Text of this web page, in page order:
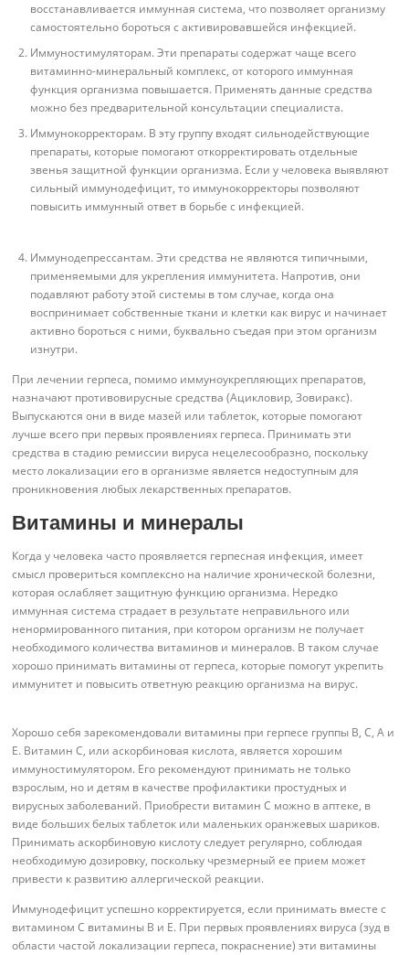
восстанавливается иммунная система, что позволяет организму
самостоятельно бороться с активировавшейся инфекцией.
Иммуностимуляторам. Эти препараты содержат чаще всего
витаминно-минеральный комплекс, от которого иммунная
функция организма повышается. Применять данные средства
можно без предварительной консультации специалиста.
Иммунокорректорам. В эту группу входят сильнодействующие
препараты, которые помогают откорректировать отдельные
звенья защитной функции организма. Если у человека выявляют
сильный иммунодефицит, то иммунокорректоры позволяют
повысить иммунный ответ в борьбе с инфекцией.
Иммунодепрессантам. Эти средства не являются типичными,
применяемыми для укрепления иммунитета. Напротив, они
подавляют работу этой системы в том случае, когда она
воспринимает собственные ткани и клетки как вирус и начинает
активно бороться с ними, буквально съедая при этом организм
изнутри.
При лечении герпеса, помимо иммуноукрепляющих препаратов,
назначают противовирусные средства (Ацикловир, Зовиракс).
Выпускаются они в виде мазей или таблеток, которые помогают
лучше всего при первых проявлениях герпеса. Принимать эти
средства в стадию ремиссии вируса нецелесообразно, поскольку
место локализации его в организме является недоступным для
проникновения любых лекарственных препаратов.
Витамины и минералы
Когда у человека часто проявляется герпесная инфекция, имеет
смысл провериться комплексно на наличие хронической болезни,
которая ослабляет защитную функцию организма. Нередко
иммунная система страдает в результате неправильного или
ненормированного питания, при котором организм не получает
необходимого количества витаминов и минералов. В таком случае
хорошо принимать витамины от герпеса, которые помогут укрепить
иммунитет и повысить ответную реакцию организма на вирус.
Хорошо себя зарекомендовали витамины при герпесе группы В, С, А и
Е. Витамин С, или аскорбиновая кислота, является хорошим
иммуностимулятором. Его рекомендуют принимать не только
взрослым, но и детям в качестве профилактики простудных и
вирусных заболеваний. Приобрести витамин С можно в аптеке, в
виде больших белых таблеток или маленьких оранжевых шариков.
Принимать аскорбиновую кислоту следует регулярно, соблюдая
необходимую дозировку, поскольку чрезмерный ее прием может
привести к развитию аллергической реакции.
Иммунодефицит успешно корректируется, если принимать вместе с
витамином С витамины В и Е. При первых проявлениях вируса (зуд в
области частой локализации герпеса, покраснение) эти витамины